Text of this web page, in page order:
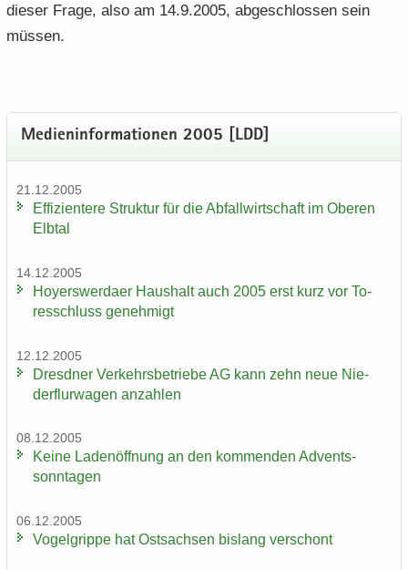
die­ser Frage, also am 14.9.2005, ab­ge­schlos­sen sein
müs­sen.
Me­di­en­in­for­ma­tio­nen 2005 [LDD]
21.12.2005
Ef­fi­zi­en­te­re Struk­tur für die Ab­fall­wirt­schaft im Obe­ren
Elb­tal
14.12.2005
Ho­yers­wer­da­er Haus­halt auch 2005 erst kurz vor To­
res­schluss ge­neh­migt
12.12.2005
Dresd­ner Ver­kehrs­be­trie­be AG kann zehn neue Nie­
der­flur­wa­gen an­zah­len
08.12.2005
Keine La­den­öff­nung an den kom­men­den Ad­vents­
sonn­ta­gen
06.12.2005
Vo­gel­grip­pe hat Ost­sach­sen bis­lang ver­schont